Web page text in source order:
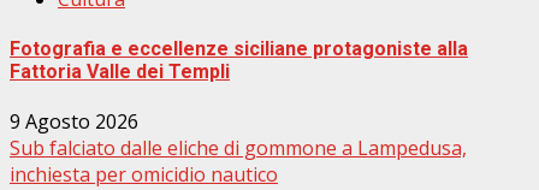
Fotografia e eccellenze siciliane protagoniste alla
Fattoria Valle dei Templi
9 Agosto 2026
Sub falciato dalle eliche di gommone a Lampedusa,
inchiesta per omicidio nautico